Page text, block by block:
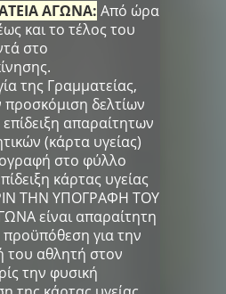
ΑΓΩΝΑ: Από ώρα
και το τέλος του
στο
της Γραμματείας,
δελτίων
απαραίτητων
(κάρτα υγείας)
στο φύλλο
κάρτας υγείας
ΤΗΝ ΥΠΟΓΡΑΦΗ ΤΟΥ
είναι απαραίτητη
προϋπόθεση για την
του αθλητή στον
την φυσική